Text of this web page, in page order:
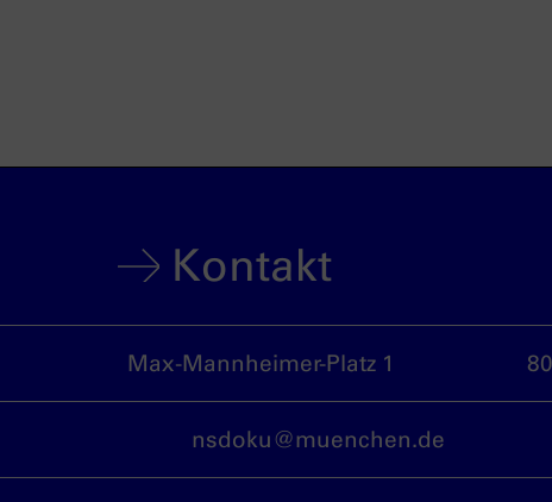
Kontakt
Max-Mannheimer-Platz 1
nsdoku@muenchen.de